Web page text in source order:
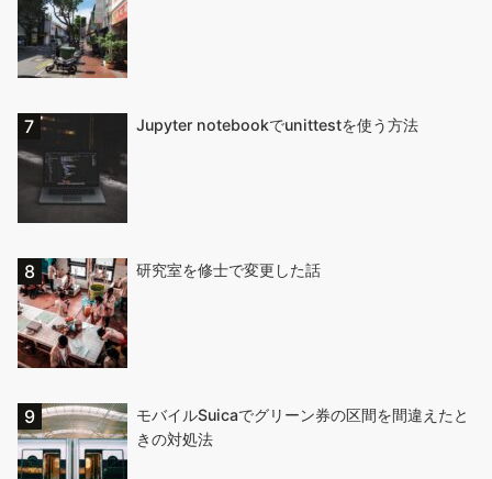
Jupyter notebookでunittestを使う方法
研究室を修士で変更した話
モバイルSuicaでグリーン券の区間を間違えたと
きの対処法